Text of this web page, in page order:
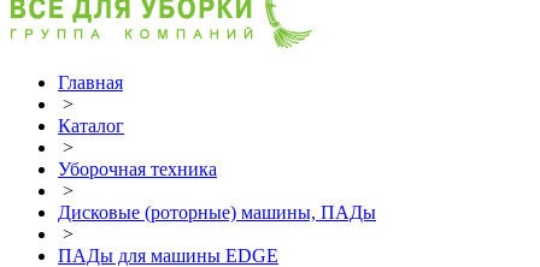
Главная
>
Каталог
>
Уборочная техника
>
Дисковые (роторные) машины, ПАДы
>
ПАДы для машины EDGE